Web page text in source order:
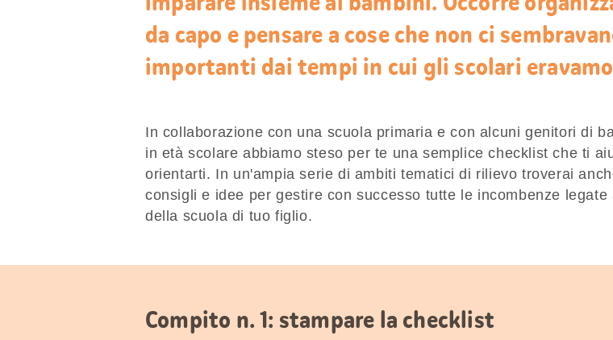
da capo e pensare a cose che non ci
importanti dai tempi in cui gli scolari
In collaborazione con una scuola primaria e con alcuni genitori di
in età scolare abbiamo steso per te una semplice checklist che ti
orientarti. In un'ampia serie di ambiti tematici di rilievo troverai
consigli e idee per gestire con successo tutte le incombenze legate
della scuola di tuo figlio.
Compito n. 1: stampare la checklist